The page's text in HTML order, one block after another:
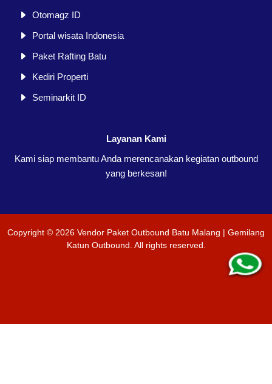
Otomagz ID
Portal wisata Indonesia
Paket Rafting Batu
Kediri Properti
Seminarkit ID
Layanan Kami
Kami siap membantu Anda merencanakan kegiatan outbound
yang berkesan!
Copyright © 2026 Vendor Paket Outbound Batu Malang | Gemilang
Katun Outbound . All rights reserved.